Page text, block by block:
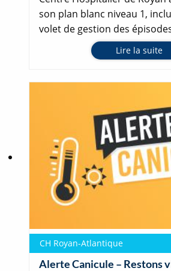
son plan blanc niveau 1,
volet de gestion des
Lire la suite
CH Royan-Atlantique
Alerte Canicule – Restons